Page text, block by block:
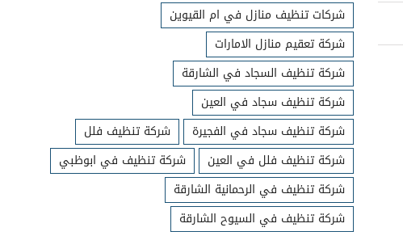
شركات تنظيف منازل في ام القيوين
شركة تعقيم منازل الامارات
شركة تنظيف السجاد في الشارقة
شركة تنظيف سجاد في العين
شركة تنظيف سجاد في الفجيرة
شركة تنظيف فلل
شركة تنظيف فلل في العين
شركة تنظيف في ابوظبي
شركة تنظيف في الرحمانية الشارقة
شركة تنظيف في السيوح الشارقة